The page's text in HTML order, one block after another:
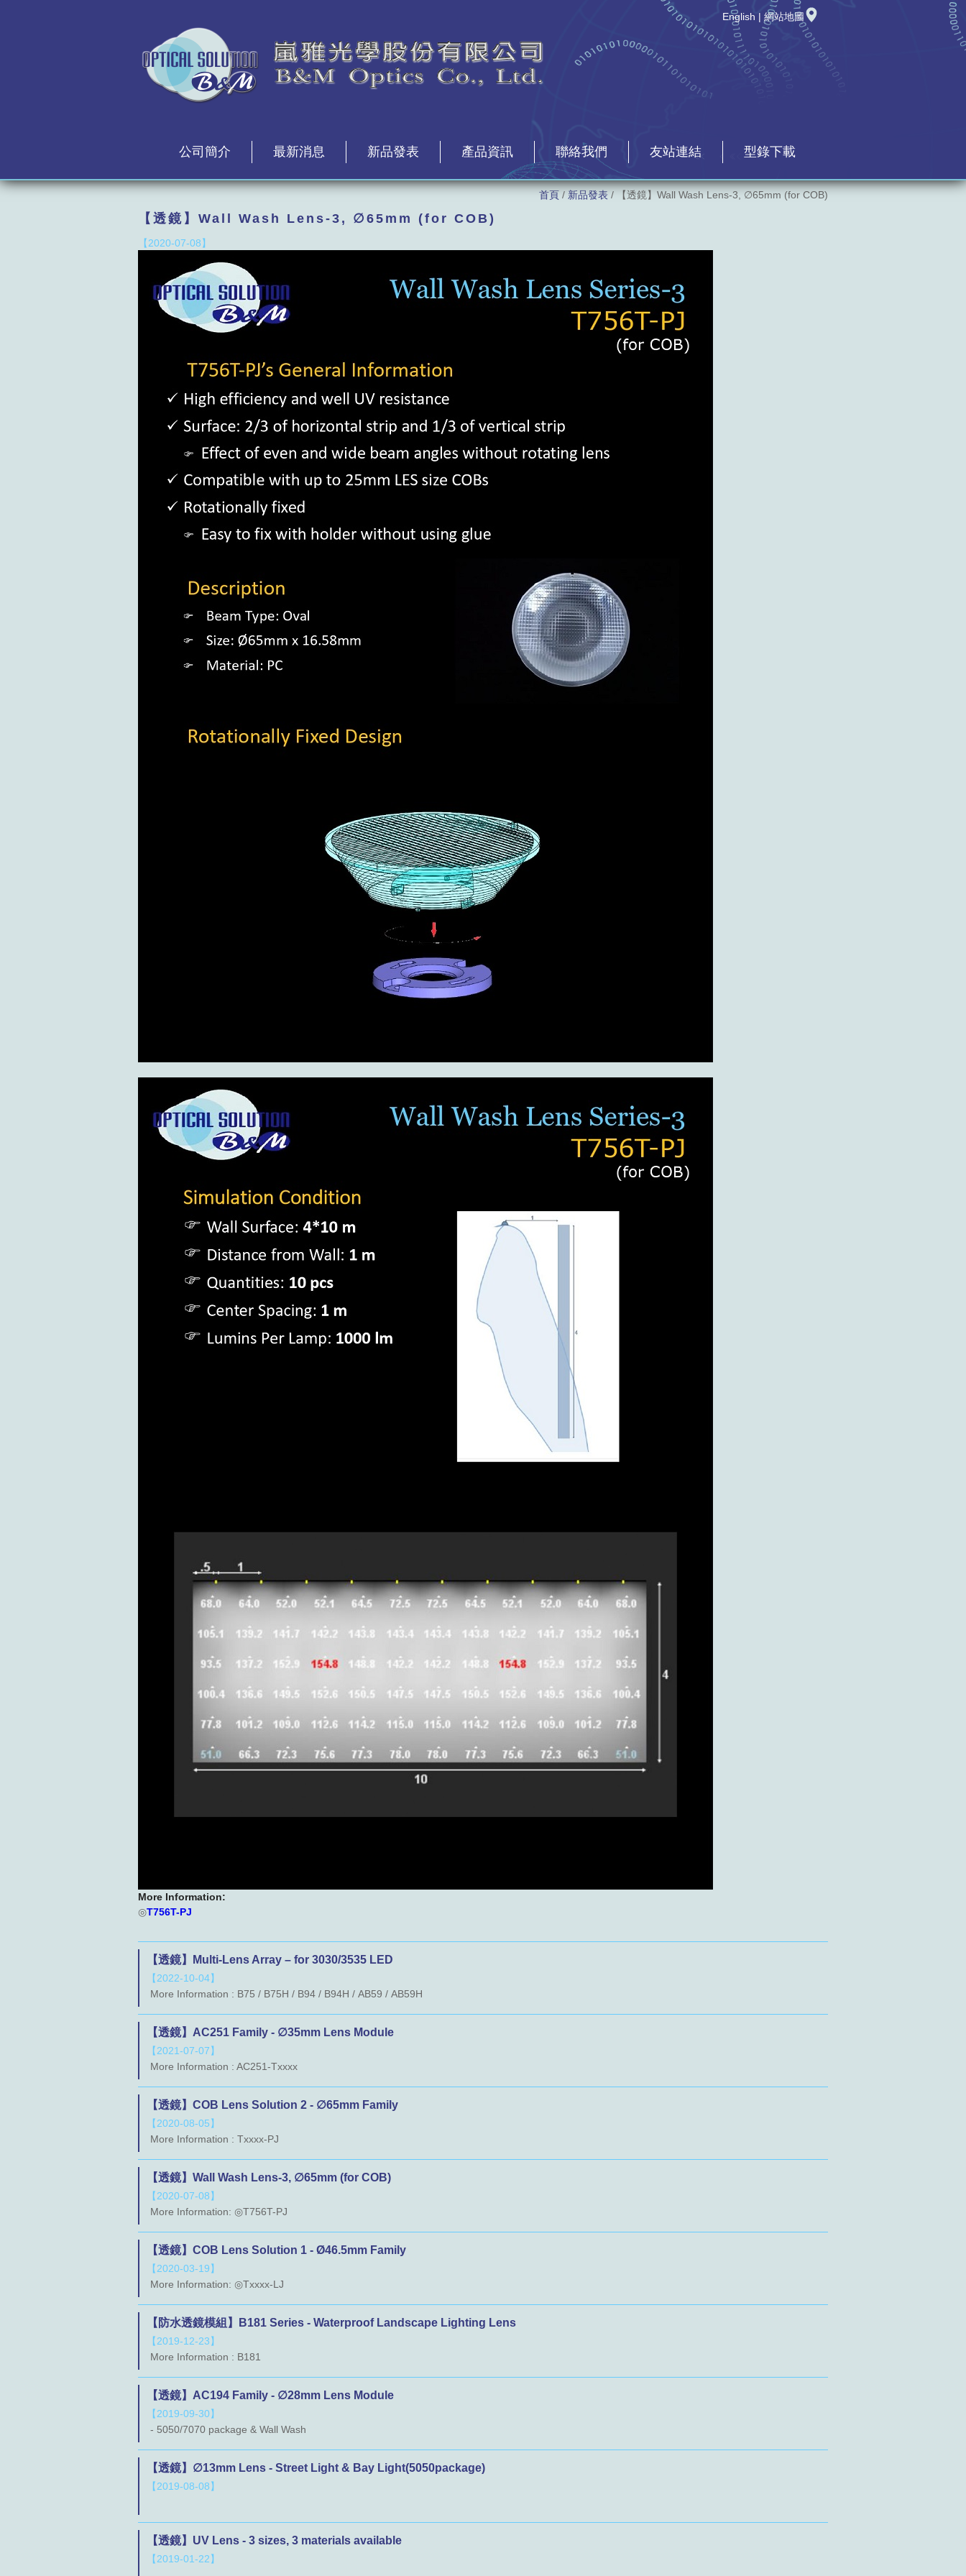
English | 網站地圖
公司簡介 最新消息 新品發表 產品資訊 聯絡我們 友站連結 型錄下載
首頁 / 新品發表 / 【透鏡】Wall Wash Lens-3, ∅65mm (for COB)
【透鏡】Wall Wash Lens-3, ∅65mm (for COB)
【2020-07-08】
More Information:
◎T756T-PJ
【透鏡】Multi-Lens Array – for 3030/3535 LED
【2022-10-04】
More Information : B75 / B75H / B94 / B94H / AB59 / AB59H
【透鏡】AC251 Family - ∅35mm Lens Module
【2021-07-07】
More Information : AC251-Txxxx
【透鏡】COB Lens Solution 2 - ∅65mm Family
【2020-08-05】
More Information : Txxxx-PJ
【透鏡】Wall Wash Lens-3, ∅65mm (for COB)
【2020-07-08】
More Information: ◎T756T-PJ
【透鏡】COB Lens Solution 1 - Ø46.5mm Family
【2020-03-19】
More Information: ◎Txxxx-LJ
【防水透鏡模組】B181 Series - Waterproof Landscape Lighting Lens
【2019-12-23】
More Information : B181
【透鏡】AC194 Family - ∅28mm Lens Module
【2019-09-30】
- 5050/7070 package & Wall Wash
【透鏡】∅13mm Lens - Street Light & Bay Light(5050package)
【2019-08-08】
【透鏡】UV Lens - 3 sizes, 3 materials available
【2019-01-22】